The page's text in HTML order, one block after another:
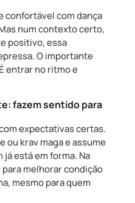
confortável com dança
num contexto certo,
positivo, essa
O importante
entrar no ritmo e
fazem sentido para
expectativas certas.
ou krav maga e assume
já está em forma. Na
melhorar condição
mesmo para quem